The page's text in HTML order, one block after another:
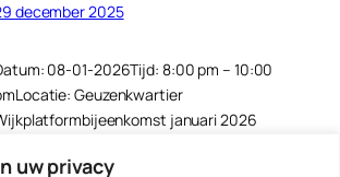
uw privacy
december 2025
08-01-2026Tijd: 8:00 pm – 10:00
Geuzenkwartier
januari 2026